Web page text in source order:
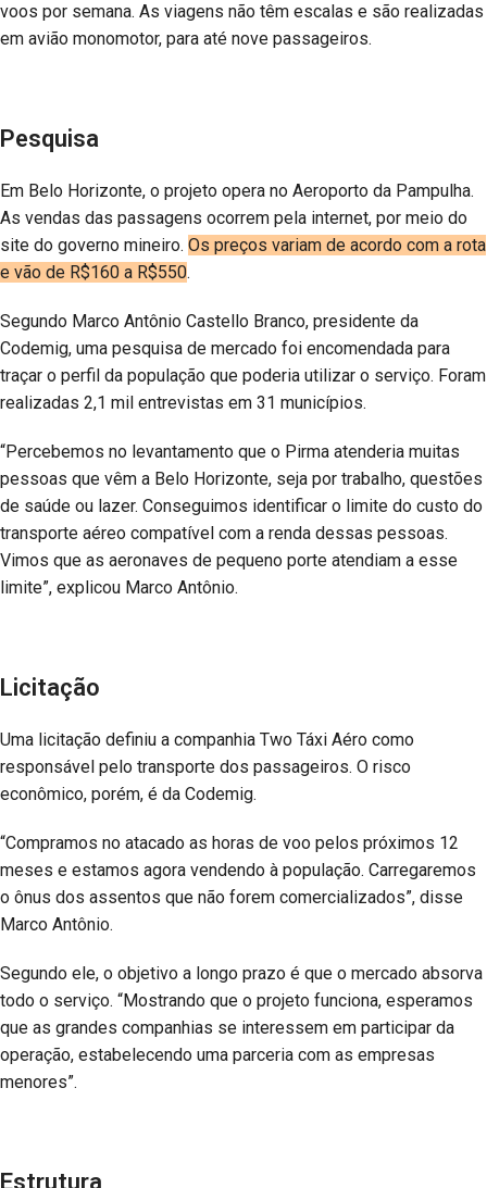
voos por semana. As viagens não têm escalas e são realizadas
em avião monomotor, para até nove passageiros.
Pesquisa
Em Belo Horizonte, o projeto opera no Aeroporto da Pampulha.
As vendas das passagens ocorrem pela internet, por meio do
site do governo mineiro. Os preços variam de acordo com a rota
e vão de R$160 a R$550.
Segundo Marco Antônio Castello Branco, presidente da
Codemig, uma pesquisa de mercado foi encomendada para
traçar o perfil da população que poderia utilizar o serviço. Foram
realizadas 2,1 mil entrevistas em 31 municípios.
“Percebemos no levantamento que o Pirma atenderia muitas
pessoas que vêm a Belo Horizonte, seja por trabalho, questões
de saúde ou lazer. Conseguimos identificar o limite do custo do
transporte aéreo compatível com a renda dessas pessoas.
Vimos que as aeronaves de pequeno porte atendiam a esse
limite”, explicou Marco Antônio.
Licitação
Uma licitação definiu a companhia Two Táxi Aéro como
responsável pelo transporte dos passageiros. O risco
econômico, porém, é da Codemig.
“Compramos no atacado as horas de voo pelos próximos 12
meses e estamos agora vendendo à população. Carregaremos
o ônus dos assentos que não forem comercializados”, disse
Marco Antônio.
Segundo ele, o objetivo a longo prazo é que o mercado absorva
todo o serviço. “Mostrando que o projeto funciona, esperamos
que as grandes companhias se interessem em participar da
operação, estabelecendo uma parceria com as empresas
menores”.
Estrutura